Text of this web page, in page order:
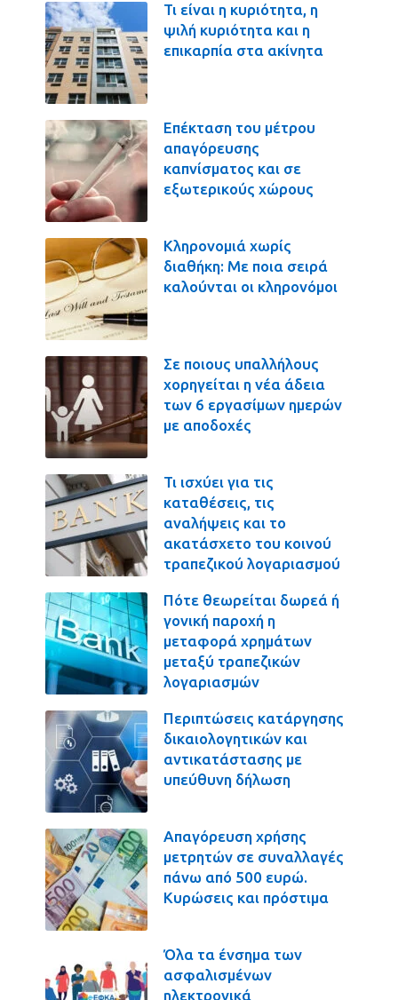
Τι είναι η κυριότητα, η
ψιλή κυριότητα και η
επικαρπία στα ακίνητα
Επέκταση του μέτρου
απαγόρευσης
καπνίσματος και σε
εξωτερικούς χώρους
Κληρονομιά χωρίς
διαθήκη: Με ποια σειρά
καλούνται οι κληρονόμοι
Σε ποιους υπαλλήλους
χορηγείται η νέα άδεια
των 6 εργασίμων ημερών
με αποδοχές
Τι ισχύει για τις
καταθέσεις, τις
αναλήψεις και το
ακατάσχετο του κοινού
τραπεζικού λογαριασμού
Πότε θεωρείται δωρεά ή
γονική παροχή η
μεταφορά χρημάτων
μεταξύ τραπεζικών
λογαριασμών
Περιπτώσεις κατάργησης
δικαιολογητικών και
αντικατάστασης με
υπεύθυνη δήλωση
Απαγόρευση χρήσης
μετρητών σε συναλλαγές
πάνω από 500 ευρώ.
Κυρώσεις και πρόστιμα
Όλα τα ένσημα των
ασφαλισμένων
ηλεκτρονικά